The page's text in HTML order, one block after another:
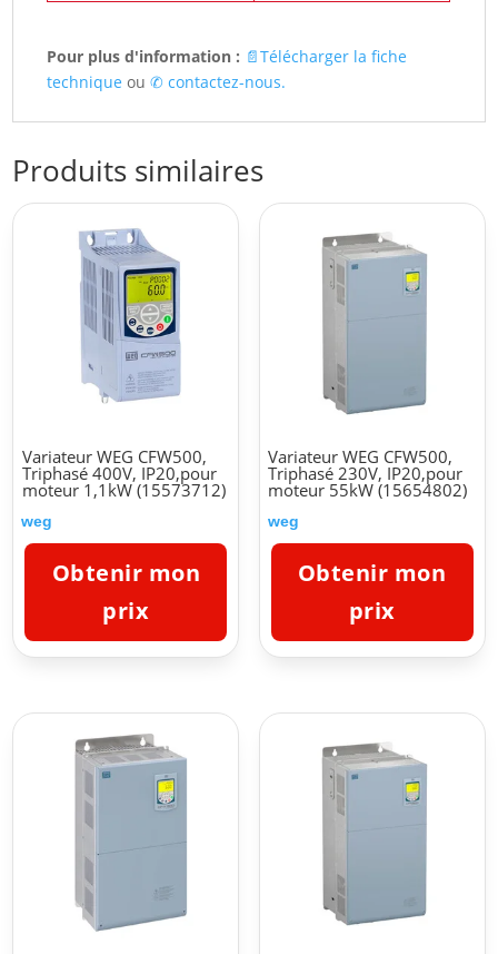
Pour plus d'information : 📄Télécharger la fiche
technique ou✆ contactez-nous.
Produits similaires
Variateur WEG CFW500,
Triphasé 400V, IP20,pour
moteur 1,1kW (15573712)
weg
Obtenir mon
prix
Variateur WEG CFW500,
Triphasé 230V, IP20,pour
moteur 55kW (15654802)
weg
Obtenir mon
prix